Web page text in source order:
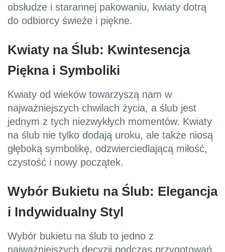
obsłudze i starannej pakowaniu, kwiaty dotrą
do odbiorcy świeże i piękne.
Kwiaty na Ślub: Kwintesencja
Piękna i Symboliki
Kwiaty od wieków towarzyszą nam w
najważniejszych chwilach życia, a ślub jest
jednym z tych niezwykłych momentów. Kwiaty
na ślub nie tylko dodają uroku, ale także niosą
głęboką symbolikę, odzwierciedlającą miłość,
czystość i nowy początek.
Wybór Bukietu na Ślub: Elegancja
i Indywidualny Styl
Wybór bukietu na ślub to jedno z
najważniejszych decyzji podczas przygotowań